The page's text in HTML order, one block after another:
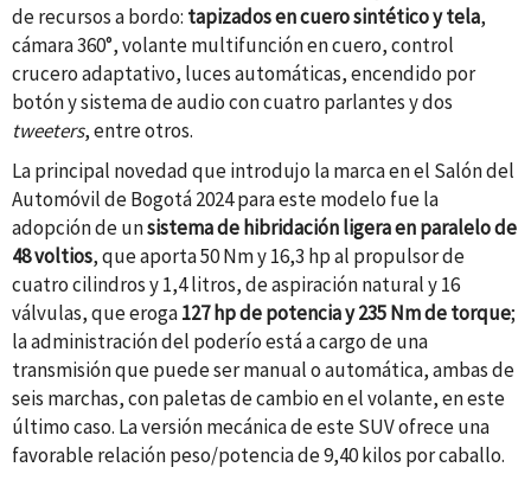
de recursos a bordo: tapizados en cuero sintético y tela,
cámara 360°, volante multifunción en cuero, control
crucero adaptativo, luces automáticas, encendido por
botón y sistema de audio con cuatro parlantes y dos
tweeters, entre otros.
La principal novedad que introdujo la marca en el Salón del
Automóvil de Bogotá 2024 para este modelo fue la
adopción de unsistema de hibridación ligera en paralelo de
48 voltios, que aporta 50 Nm y 16,3 hp al propulsor de
cuatro cilindros y 1,4 litros, de aspiración natural y 16
válvulas, que eroga127 hp de potencia y 235 Nm de torque;
la administración del poderío está a cargo de una
transmisión que puede ser manual o automática, ambas de
seis marchas, con paletas de cambio en el volante, en este
último caso. La versión mecánica de este SUV ofrece una
favorable relación peso/potencia de 9,40 kilos por caballo.